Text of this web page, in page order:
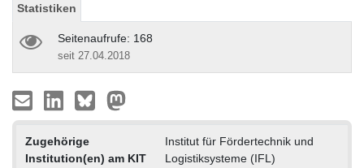
Statistiken
Seitenaufrufe: 168
seit 27.04.2018
Zugehörige
Institution(en) am KIT
Institut für Fördertechnik und
Logistiksysteme (IFL)